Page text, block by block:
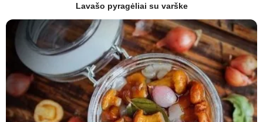
Lavašo pyragėliai su varške